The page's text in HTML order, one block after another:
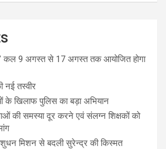
कल 9 अगस्त से 17 अगस्त तक आयोजित होगा
नई तस्वीर
के खिलाफ पुलिस का बड़ा अभियान
की समस्या दूर करने एवं संलग्न शिक्षकों को
मिशन से बदली सुरेन्द्र की किस्मत